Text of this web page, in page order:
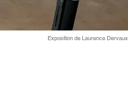
Exposition de Laurence Dervaux